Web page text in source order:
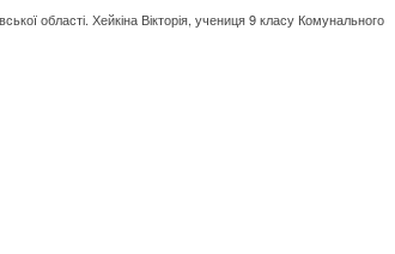
області. Хейкіна Вікторія, учениця 9 класу Комунального